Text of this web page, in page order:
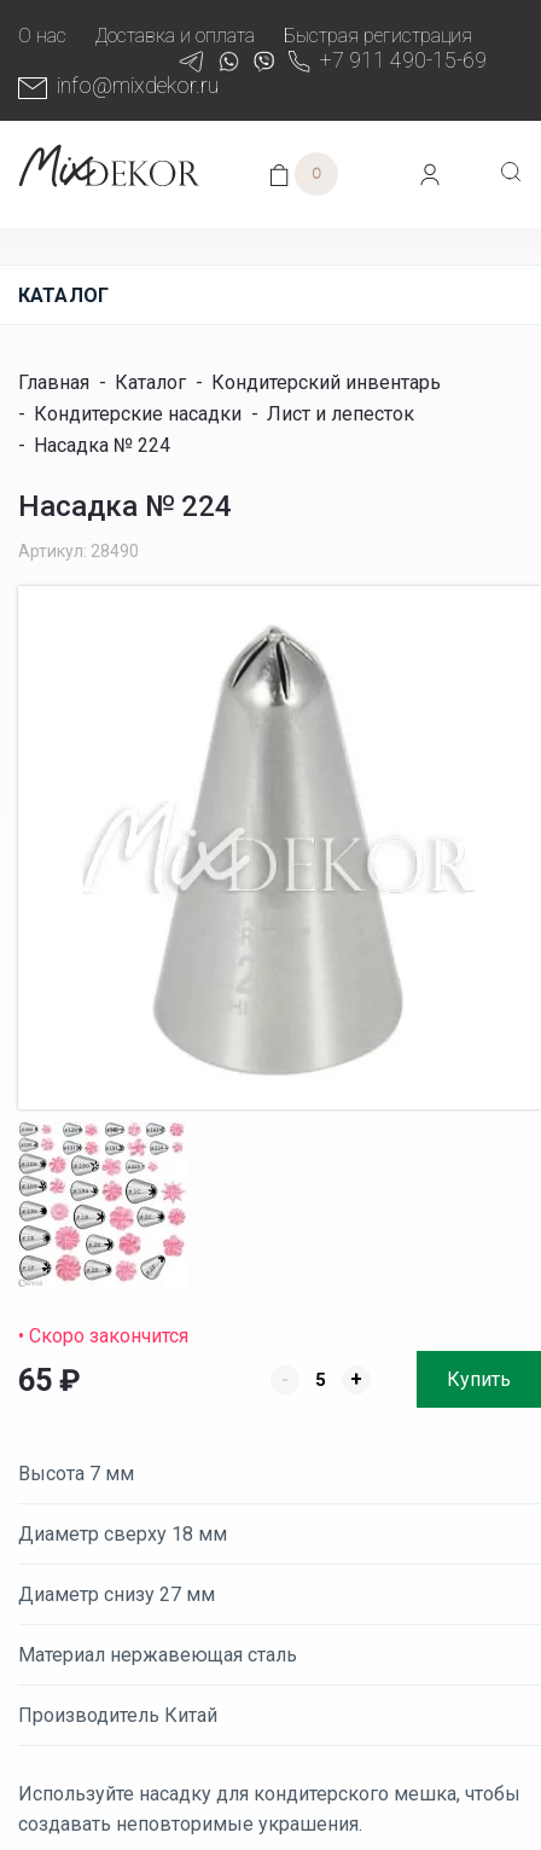
О нас Доставка и оплата Быстрая регистрация
+7 911 490-15-69
info@mixdekor.ru
0
КАТАЛОГ
Главная - Каталог - Кондитерский инвентарь
- Кондитерские насадки - Лист и лепесток
- Насадка № 224
Насадка № 224
Артикул: 28490
• Скоро закончится
65 ₽ - + Купить
Высота 7 мм
Диаметр сверху 18 мм
Диаметр снизу 27 мм
Материал нержавеющая сталь
Производитель Китай
Используйте насадку для кондитерского мешка, чтобы
создавать неповторимые украшения.